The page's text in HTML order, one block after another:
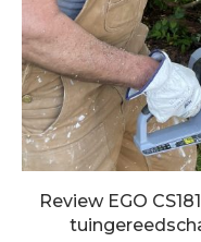
Review EGO